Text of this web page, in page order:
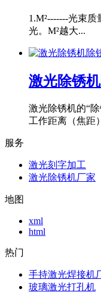
1.M²-------光束
光。M²越大...
激光除锈
激光除锈机的“
工作距离（焦距
服务
激光刻字加工
激光除锈机厂家
地图
xml
html
热门
手持激光焊接机
玻璃激光打孔机